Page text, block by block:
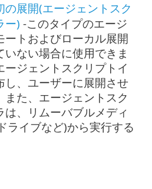
展開(エージェントスク
ー) -このタイプのエージ
ートおよびローカル展開
ない場合に使用できま
ジェントスクリプトイ
し、ユーザーに展開させ
また、エージェントスク
は、リムーバブルメディ
ライブなど)から実行する